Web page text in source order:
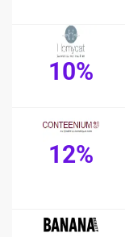
10%
12%